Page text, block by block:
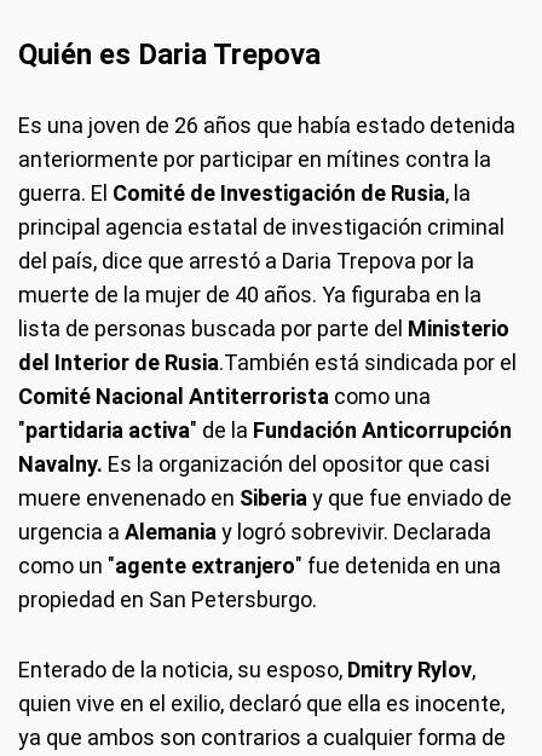
Quién es Daria Trepova
Es una joven de 26 años que había estado detenida
anteriormente por participar en mítines contra la
guerra. El Comité de Investigación de Rusia, la
principal agencia estatal de investigación criminal
del país, dice que arrestó a Daria Trepova por la
muerte de la mujer de 40 años. Ya figuraba en la
lista de personas buscada por parte del Ministerio
del Interior de Rusia.También está sindicada por el
Comité Nacional Antiterrorista como una
"partidaria activa" de la Fundación Anticorrupción
Navalny. Es la organización del opositor que casi
muere envenenado en Siberia y que fue enviado de
urgencia a Alemania y logró sobrevivir. Declarada
como un "agente extranjero" fue detenida en una
propiedad en San Petersburgo.
Enterado de la noticia, su esposo, Dmitry Rylov,
quien vive en el exilio, declaró que ella es inocente,
ya que ambos son contrarios a cualquier forma de